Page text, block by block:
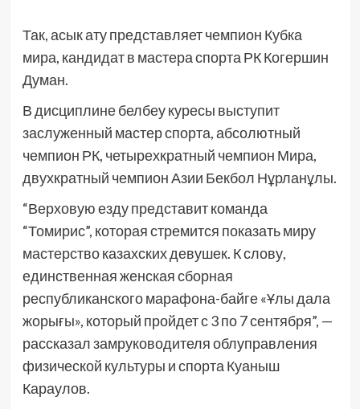
Так, асык ату представляет чемпион Кубка
мира, кандидат в мастера спорта РК Когершин
Думан.
В дисциплине белбеу куресы выступит
заслуженный мастер спорта, абсолютный
чемпион РК, четырехкратный чемпион Мира,
двухкратный чемпион Азии Бекбол Нұрланұлы.
“Верховую езду представит команда
“Томирис”, которая стремится показать миру
мастерство казахских девушек. К слову,
единственная женская сборная
республиканского марафона-байге «Ұлы дала
жорығы», который пройдет с 3 по 7 сентября”, —
рассказал замруководителя облуправления
физической культуры и спорта Куаныш
Караулов.